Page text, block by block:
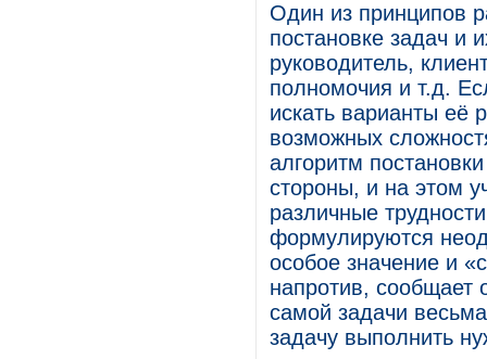
Один из принципов
постановке задач и
руководитель,
полномочия и т.д.
искать варианты её
возможных
алгоритм
стороны, и на этом
различные
формулируются
особое значение и
напротив, сообщает
самой задачи
задачу выполнить